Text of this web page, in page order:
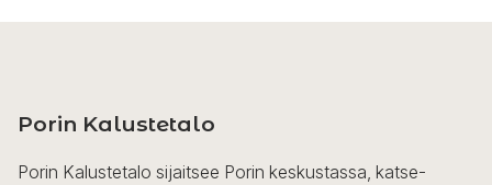
Porin Kalustetalo
Porin Kalustetalo sijaitsee Porin keskustassa, katse-